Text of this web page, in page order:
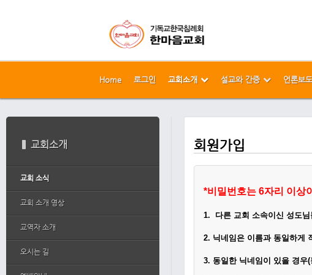
메뉴 건너뛰기
Home 로그인 교회소개 설교와 간증 언론보도
본문시작
교회소개
교회 소식
교회 소개 영상
교역자 소개
오시는 길
회원가입
*비밀번호는 6자리 이상
1. 다른 교회 소속이신 성도
2. 닉네임은 이름과 동일하게
3. 동일한 닉네임이 있을 경우